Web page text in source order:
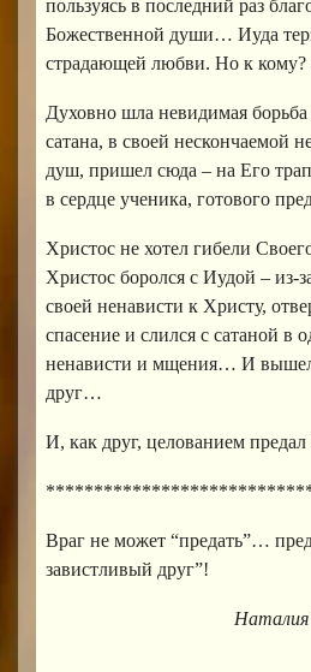
пользуясь в последний раз
Божественной души… Иуда
страдающей любви. Но к
Духовно шла невидимая
сатана, в своей нескончаемой
душ, пришел сюда – на Его
в сердце ученика, готового
Христос не хотел гибели
Христос боролся с Иудой –
своей ненависти к Христу,
спасение и слился с сатаной в
ненависти и мщения… И вышел
друг…
И, как друг, целованием
Враг не может “предать”…
завистливый друг”!